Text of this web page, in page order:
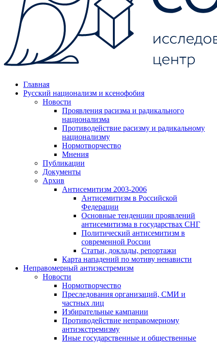
Главная
Русский национализм и ксенофобия
Новости
Проявления расизма и радикального
национализма
Противодействие расизму и радикальному
национализму
Нормотворчество
Мнения
Публикации
Документы
Архив
Антисемитизм 2003-2006
Антисемитизм в Российской
Федерации
Основные тенденции проявлений
антисемитизма в государствах СНГ
Политический антисемитизм в
современной России
Статьи, доклады, репортажи
Карта нападений по мотиву ненависти
Неправомерный антиэкстремизм
Новости
Нормотворчество
Преследования организаций, СМИ и
частных лиц
Избирательные кампании
Противодействие неправомерному
антиэкстремизму
Иные государственные и общественные